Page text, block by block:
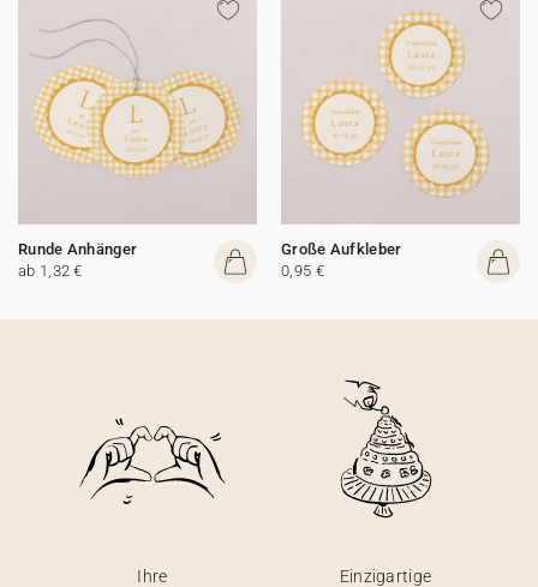
Runde Anhänger
ab 1,32 €
Große Aufkleber
0,95 €
Ihre
Einzigartige